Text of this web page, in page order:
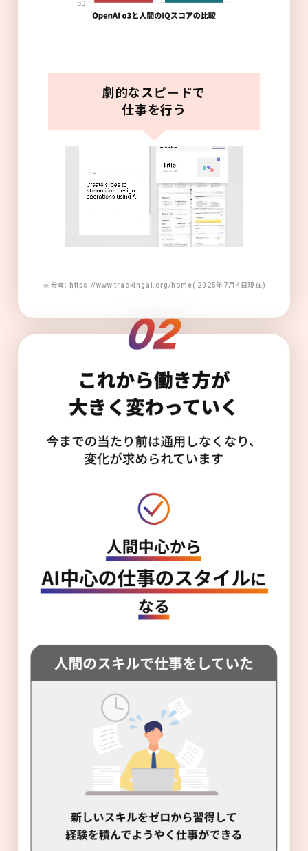
劇的なスピードで
仕事を行う
※参考: https://www.trackingai.org/home( 2025年7月4日現在)